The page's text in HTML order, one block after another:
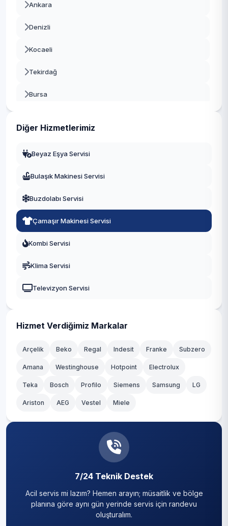
Ankara
Denizli
Kocaeli
Tekirdağ
Bursa
Diğer Hizmetlerimiz
Beyaz Eşya Servisi
Bulaşık Makinesi Servisi
Buzdolabı Servisi
Çamaşır Makinesi Servisi
Kombi Servisi
Klima Servisi
Televizyon Servisi
Hizmet Verdiğimiz Markalar
Arçelik Beko Regal Indesit Franke Subzero
Amana Westinghouse Hotpoint Electrolux
Teka Bosch Profilo Siemens Samsung LG
Ariston AEG Vestel Miele
7/24 Teknik Destek
Acil servis mi lazım? Hemen arayın; müsaitlik ve bölge
planına göre aynı gün yerinde servis için randevu
oluşturalım.